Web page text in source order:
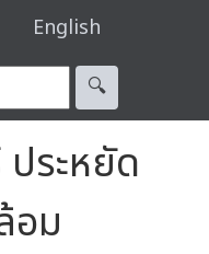
English
🔍︎
ระหยัด
อม